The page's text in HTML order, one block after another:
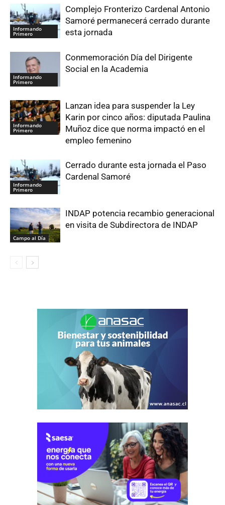
Informando
Primero
Complejo Fronterizo Cardenal Antonio
Samoré permanecerá cerrado durante
esta jornada
Informando
Primero
Conmemoración Día del Dirigente
Social en la Academia
Informando
Primero
Lanzan idea para suspender la Ley
Karin por cinco años: diputada Paulina
Muñoz dice que norma impactó en el
empleo femenino
Informando
Primero
Cerrado durante esta jornada el Paso
Cardenal Samoré
Campo al Día
INDAP potencia recambio generacional
en visita de Subdirectora de INDAP